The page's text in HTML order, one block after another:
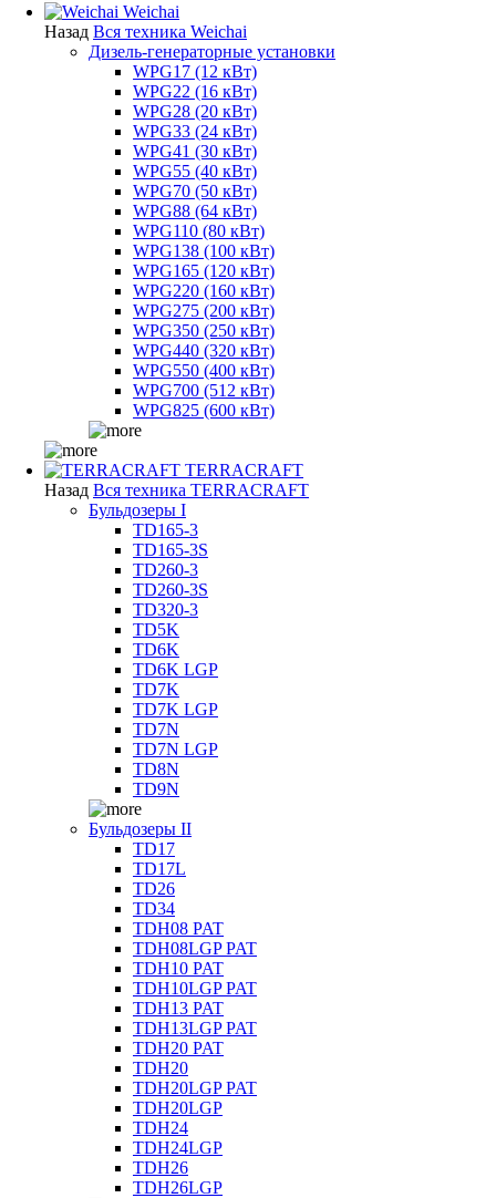
Weichai
Назад Вся техника Weichai
Дизель-генераторные установки
WPG17 (12 кВт)
WPG22 (16 кВт)
WPG28 (20 кВт)
WPG33 (24 кВт)
WPG41 (30 кВт)
WPG55 (40 кВт)
WPG70 (50 кВт)
WPG88 (64 кВт)
WPG110 (80 кВт)
WPG138 (100 кВт)
WPG165 (120 кВт)
WPG220 (160 кВт)
WPG275 (200 кВт)
WPG350 (250 кВт)
WPG440 (320 кВт)
WPG550 (400 кВт)
WPG700 (512 кВт)
WPG825 (600 кВт)
TERRACRAFT
Назад Вся техника TERRACRAFT
Бульдозеры I
TD165-3
TD165-3S
TD260-3
TD260-3S
TD320-3
TD5K
TD6K
TD6K LGP
TD7K
TD7K LGP
TD7N
TD7N LGP
TD8N
TD9N
Бульдозеры II
TD17
TD17L
TD26
TD34
TDH08 PAT
TDH08LGP PAT
TDH10 PAT
TDH10LGP PAT
TDH13 PAT
TDH13LGP PAT
TDH20 PAT
TDH20
TDH20LGP PAT
TDH20LGP
TDH24
TDH24LGP
TDH26
TDH26LGP